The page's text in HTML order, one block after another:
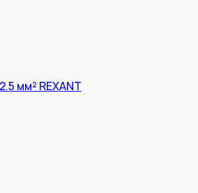
мм² REXANT